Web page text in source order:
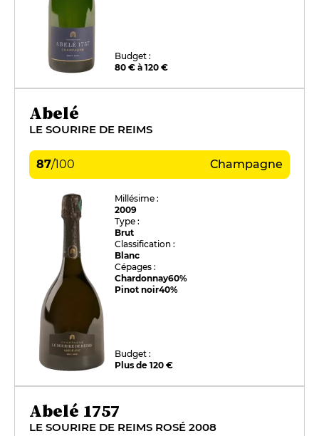
Budget :
80 € à 120 €
Abelé
LE SOURIRE DE REIMS
87/100 Champagne
Millésime :
2009
Type :
Brut
Classification :
Blanc
Cépages :
Chardonnay60%
Pinot noir40%
Budget :
Plus de 120 €
Abelé 1757
LE SOURIRE DE REIMS ROSÉ 2008